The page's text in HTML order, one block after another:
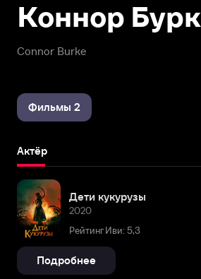
Connor Burke
Коннор Бурк
Фильмы 2
Актёр
Дети кукурузы
2020
Рейтинг Иви: 5,3
Подробнее